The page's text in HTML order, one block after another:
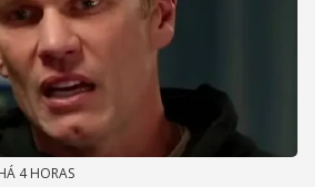
4 HORAS